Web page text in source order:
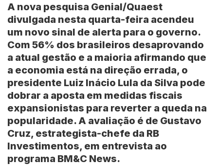
A nova pesquisa Genial/Quaest
divulgada nesta quarta-feira acendeu
um novo sinal de alerta para o governo.
Com 56% dos brasileiros desaprovando
a atual gestão e a maioria afirmando que
a economia está na direção errada, o
presidente Luiz Inácio Lula da Silva pode
dobrar a aposta em medidas fiscais
expansionistas para reverter a queda na
popularidade. A avaliação é de Gustavo
Cruz, estrategista-chefe da RB
Investimentos, em entrevista ao
programa BM&C News.